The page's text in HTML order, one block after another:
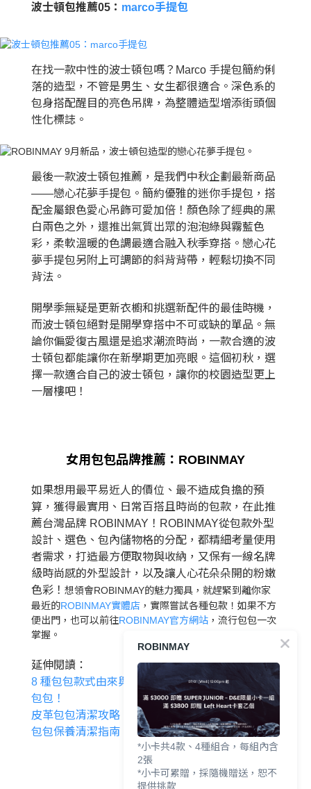
波士頓包推薦05： marco手提包
在找一款中性的波士頓包嗎？Marco 手提包簡約俐
落的造型，不管是男生、女生都很適合。深色系的
包身搭配醒目的亮色吊牌，為整體造型增添街頭個
性化標誌。
最後一款波士頓包推薦，是我們中秋企劃最新商品
——戀心花夢手提包。簡約優雅的迷你手提包，搭
配金屬銀色愛心吊飾可愛加倍！顏色除了經典的黑
白兩色之外，還推出氣質出眾的泡泡綠與霧藍色
彩，柔軟溫暖的色調最適合融入秋季穿搭。戀心花
夢手提包另附上可調節的斜背背帶，輕鬆切換不同
背法。
開學季無疑是更新衣櫥和挑選新配件的最佳時機，
而波士頓包絕對是開學穿搭中不可或缺的單品。無
論你偏愛復古風還是追求潮流時尚，一款合適的波
士頓包都能讓你在新學期更加亮眼。這個初秋，選
擇一款適合自己的波士頓包，讓你的校園造型更上
一層樓吧！
女用包包品牌推薦：ROBINMAY
如果想用最平易近人的價位、最不造成負擔的預
算，獲得最實用、日常百搭且時尚的包款，在此推
薦台灣品牌 ROBINMAY！ROBINMAY從包款外型
設計、選色、包內儲物格的分配，都精細考量使用
者需求，打造最方便取物與收納，又保有一線名牌
級時尚感的外型設計，以及讓人心花朵朵開的粉嫩
色彩！ 想領會ROBINMAY的魅力獨具，就趕緊到離你家
最近的ROBINMAY實體店 ，實際嘗試各種包款！如果不方
便出門，也可以前往ROBINMAY官方網站 ，流行包包一次
掌握。
延伸閱讀：
8 種包包款式由來與特色介紹，帶你快速了解各種
包包！
皮革包包清潔攻略｜合成皮、真皮包都適用的皮革
包包保養清潔指南
ROBINMAY
*小卡共4款、4種組合，每組內含
2張
*小卡可累贈，採隨機贈送，恕不
提供挑款